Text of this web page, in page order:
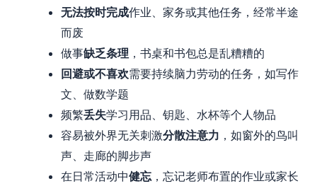
无法按时完成作业、家务或其他任务，经常半途
而废
做事缺乏条理 ，书桌和书包总是乱糟糟的
回避或不喜欢需要持续脑力劳动的任务，如写作
文、做数学题
频繁丢失学习用品、钥匙、水杯等个人物品
容易被外界无关刺激分散注意力 ，如窗外的鸟叫
声、走廊的脚步声
在日常活动中健忘，忘记老师布置的作业或家长